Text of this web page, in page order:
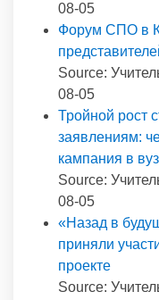
08-05
Форум СПО в
Source:
08-05
Тройной рост
заявлениям:
кампания в
Source:
08-05
«Назад в
приняли
проекте
Source: